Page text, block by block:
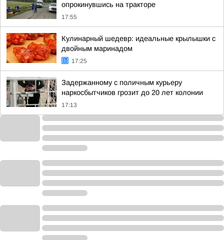
опрокинувшись на тракторе
17:55
Кулинарный шедевр: идеальные крылышки с
двойным маринадом
17:25
Задержанному с поличным курьеру
наркосбытчиков грозит до 20 лет колонии
17:13